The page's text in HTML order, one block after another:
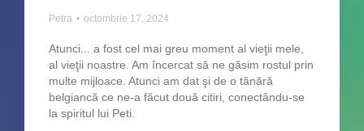
Petra • octombrie 17, 2024
Atunci... a fost cel mai greu moment al vieţii mele,
al vieţii noastre. Am încercat să ne găsim rostul prin
multe mijloace. Atunci am dat şi de o tânără
belgiancă ce ne-a făcut două citiri, conectându-se
la spiritul lui Peti.